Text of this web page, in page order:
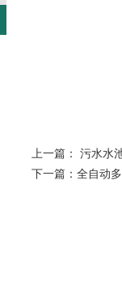
上一篇： 污水水
下一篇： 全自动